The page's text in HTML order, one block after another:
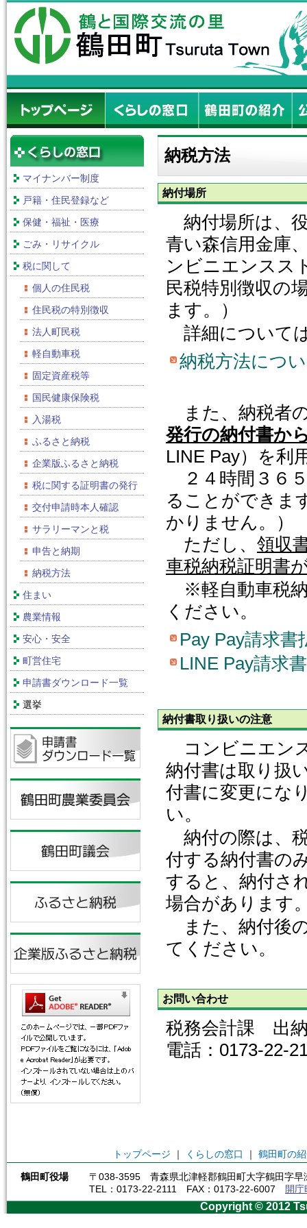
マイナンバー制度
戸籍・住民登録など
保健・福祉・医療
ごみ・リサイクル
税に関して
個人の住民税
住民税の特別徴収
法人町民税
軽自動車税
固定資産税等
国民健康保険税
入湯税
ふるさと納税
企業版ふるさと納税
税に関する証明書の発行
交付申請時本人確認
サラリーマンと税
申告と納期
納税方法
住まい
農業情報
安心・安全
町営住宅
申請書ダウンロード一覧
選挙
納税方法
納付場所
納付場所は、
青い森信用金庫
ンビニエンスス
民税特別徴収の
ます。）
詳細について
納税方法につ
また、納税者
発行の納付書か
LINE Pay）を利
２４時間３６
ることができま
かりません。）
ただし、 領収
車税納税証明書
※軽自動車税納
ください。
Pay Pay請求書
LINE Pay請求
納付書取り扱いの注意
コンビニエン
納付書は取り扱
付書に変更にな
い。
納付の際は、
付する納付書の
すると、納付さ
場合があります
また、納付後
てください。
お問い合わせ
税務会計課 出
電話：0173-22-
トップページ ｜ くらしの窓口 ｜ 鶴田町の
鶴田町役場
〒038-3595 青森県北津軽郡鶴田町大字鶴田字早
TEL：0173-22-2111 FAX：0173-22-6007
開
Copyright © 2012